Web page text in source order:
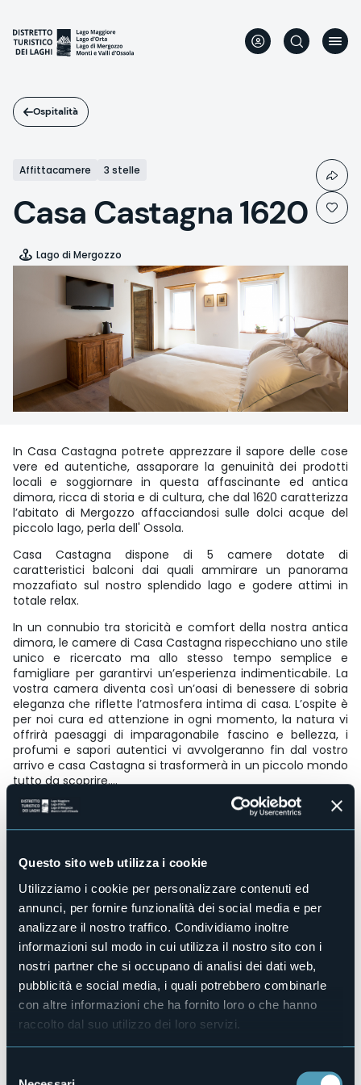
Questo sito web utilizza i cookie
Utilizziamo i cookie per personalizzare contenuti ed
annunci, per fornire funzionalità dei social media e per
analizzare il nostro traffico. Condividiamo inoltre
informazioni sul modo in cui utilizza il nostro sito con i
nostri partner che si occupano di analisi dei dati web,
pubblicità e social media, i quali potrebbero combinarle
con altre informazioni che ha fornito loro o che hanno
raccolto dal suo utilizzo dei loro servizi.
contenuto
principale
Ospitalità
Affittacamere 3 stelle
Casa Castagna 1620
Lago di Mergozzo
In Casa Castagna potrete apprezzare il sapore delle cose
vere ed autentiche, assaporare la genuinità dei prodotti
locali e soggiornare in questa affascinante ed antica
dimora, ricca di storia e di cultura, che dal 1620 caratterizza
l’abitato di Mergozzo affacciandosi sulle dolci acque del
piccolo lago, perla dell' Ossola.
Casa Castagna dispone di 5 camere dotate di
caratteristici balconi dai quali ammirare un panorama
mozzafiato sul nostro splendido lago e godere attimi in
totale relax.
In un connubio tra storicità e comfort della nostra antica
dimora, le camere di Casa Castagna rispecchiano uno stile
unico e ricercato ma allo stesso tempo semplice e
famigliare per garantirvi un’esperienza indimenticabile. La
vostra camera diventa così un’oasi di benessere di sobria
eleganza che riflette l’atmosfera intima di casa. L’ospite è
per noi cura ed attenzione in ogni momento, la natura vi
offrirà paesaggi di imparagonabile fascino e bellezza, i
profumi e sapori autentici vi avvolgeranno fin dal vostro
arrivo e casa Castagna si trasformerà in un piccolo mondo
tutto da scoprire….
Accesso disabili
No
Piscina
No
Animali ammessi
Sì
Camere
5
Posti letto
10
info@casacastagna1620.it